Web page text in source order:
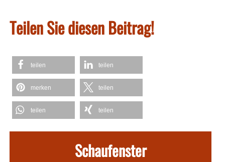
Teilen Sie diesen Beitrag!
teilen teilen
merken teilen
teilen teilen
Schaufenster